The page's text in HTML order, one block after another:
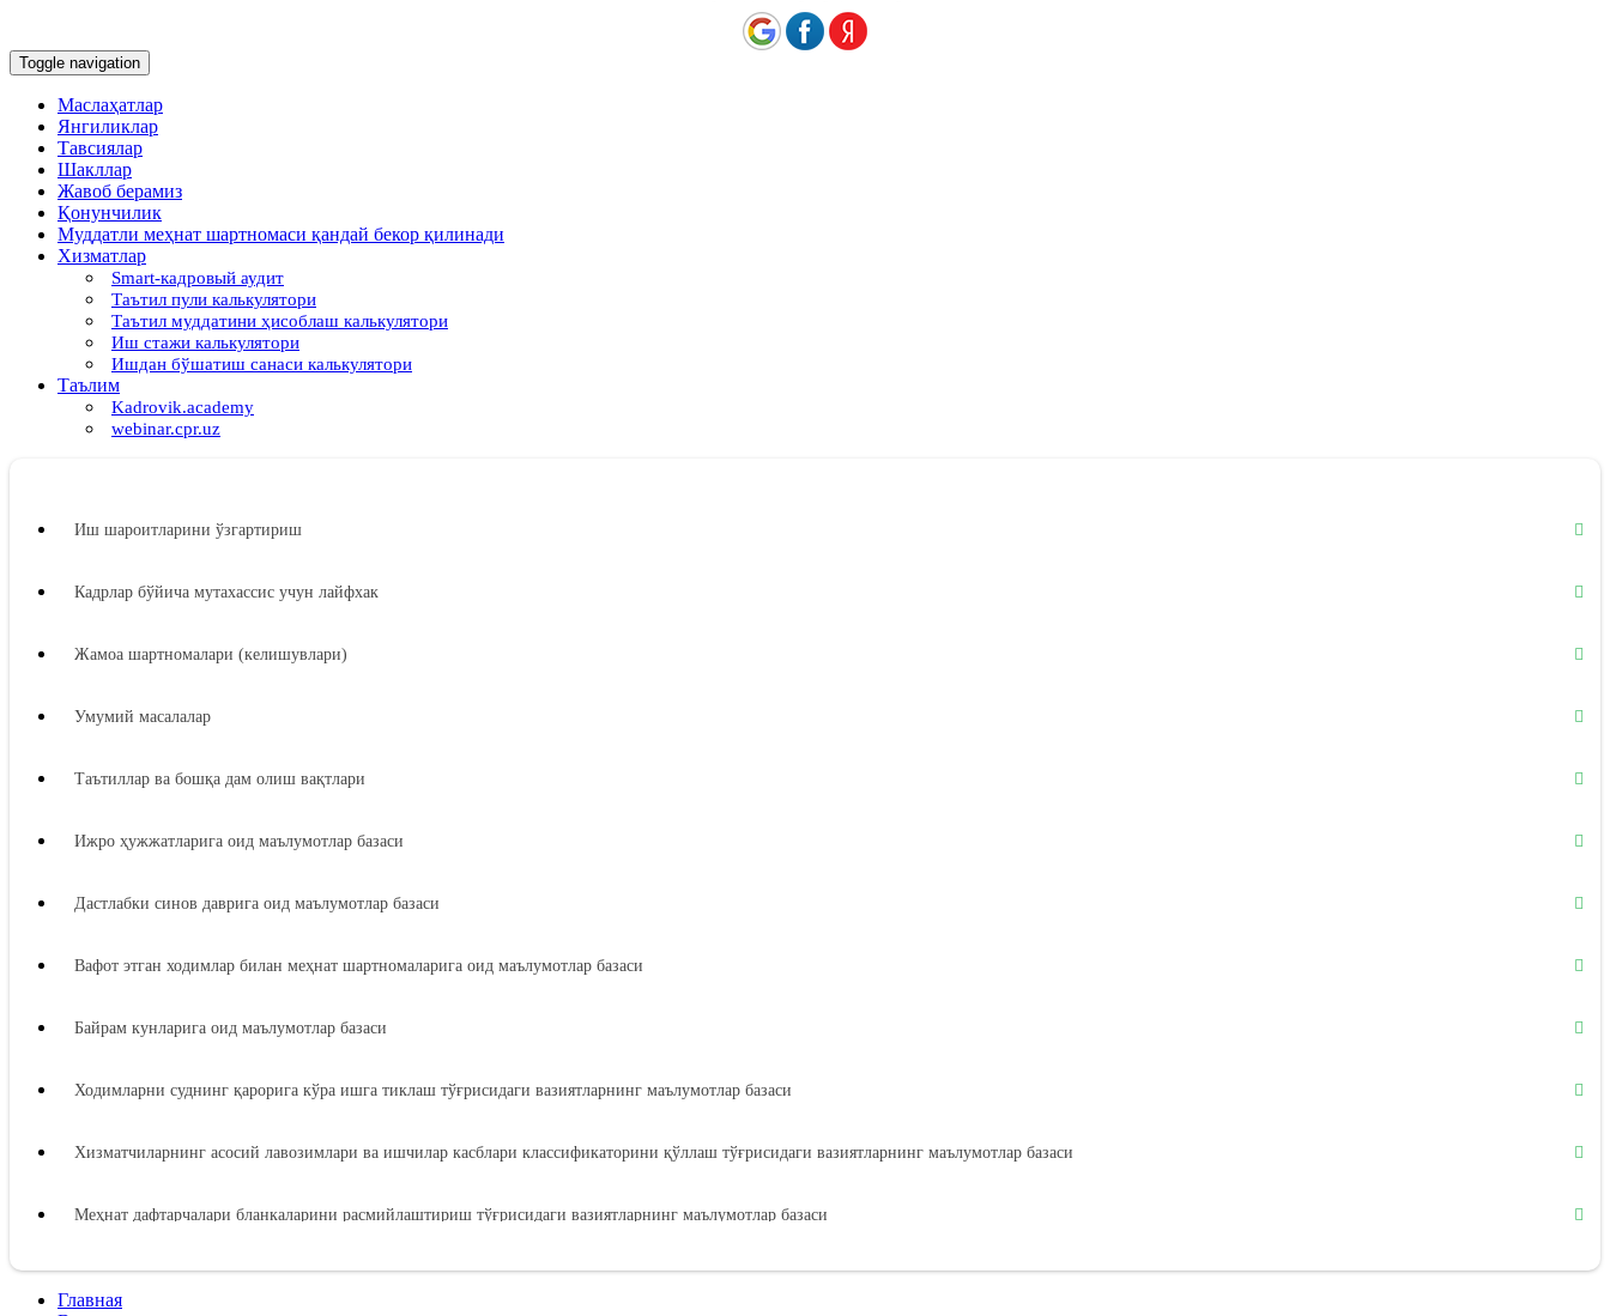
Toggle navigation
Маслаҳатлар
Янгиликлар
Тавсиялар
Шакллар
Жавоб берамиз
Қонунчилик
Муддатли меҳнат шартномаси қандай бекор қилинади
Хизматлар
Smart-кадровый аудит
Таътил пули калькулятори
Таътил муддатини ҳисоблаш калькулятори
Иш стажи калькулятори
Ишдан бўшатиш санаси калькулятори
Таълим
Kadrovik.academy
webinar.cpr.uz
Иш шароитларини ўзгартириш
Кадрлар бўйича мутахассис учун лайфхак
Жамоа шартномалари (келишувлари)
Умумий масалалар
Таътиллар ва бошқа дам олиш вақтлари
Ижро ҳужжатларига оид маълумотлар базаси
Дастлабки синов даврига оид маълумотлар базаси
Вафот этган ходимлар билан меҳнат шартномаларига оид маълумотлар базаси
Байрам кунларига оид маълумотлар базаси
Ходимларни суднинг қарорига кўра ишга тиклаш тўғрисидаги вазиятларнинг маълумотлар базаси
Хизматчиларнинг асосий лавозимлари ва ишчилар касблари классификаторини қўллаш тўғрисидаги вазиятларнинг маълумотлар базаси
Меҳнат дафтарчалари бланкаларини расмийлаштириш тўғрисидаги вазиятларнинг маълумотлар базаси
Иш берувчидан зарарни ундиришга оид маълумотлар базаси
Главная